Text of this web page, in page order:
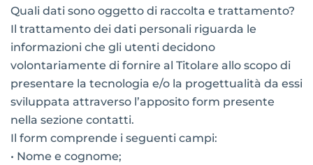
Quali dati sono oggetto di raccolta e trattamento?
Il trattamento dei dati personali riguarda le
informazioni che gli utenti decidono
volontariamente di fornire al Titolare allo scopo di
presentare la tecnologia e/o la progettualità da essi
sviluppata attraverso l’apposito form presente
nella sezione contatti.
Il form comprende i seguenti campi:
• Nome e cognome;